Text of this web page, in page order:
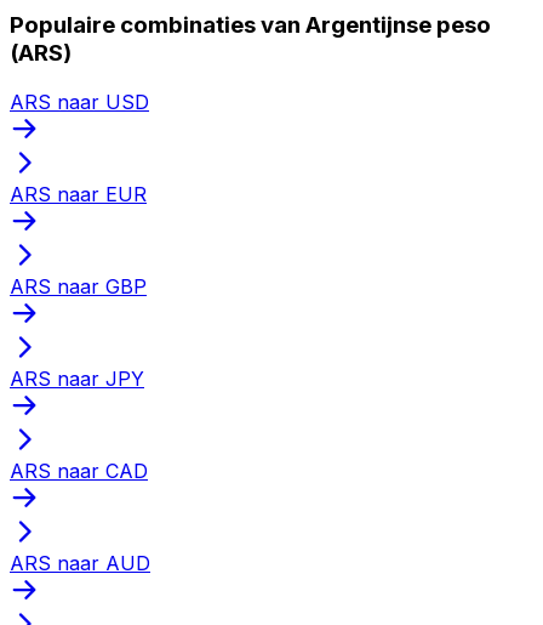
Populaire combinaties van Argentijnse peso
(ARS)
ARS naar USD
ARS naar EUR
ARS naar GBP
ARS naar JPY
ARS naar CAD
ARS naar AUD